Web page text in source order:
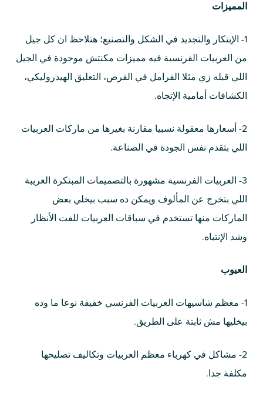
المميزات
1- الإبتكار والتجديد في الشكل والتصنيع؛ هتلاحظ ان كل جيل
من العربيات الفرنسية فيه مميزات مكنتش موجودة في الجيل
اللي قبله زي مثلا الفرامل في القرص، التعليق الهيدروليكي،
الكشافات أمامية الإتجاه.
2- أسعارها معقولة نسبيا مقارنة بغيرها من ماركات العربيات
اللي بتقدم نفس الجودة في الصناعة.
3- العربيات الفرنسية مشهورة بالتصميمات المبتكرة الغريبة
اللي بتخرج عن المألوف ويمكن ده سبب بيخلي بعض
الماركات منها تستخدم في سباقات العربيات للفت الأنظار
وشد الإنتباه.
العيوب
1- معظم شاسيهات العربيات الفرنسي خفيفة نوعا ما وده
بيخليها مش ثابتة على الطريق.
2- مشاكل في كهرباء معظم العربيات وتكاليف تصليحها
مكلفة جدا.